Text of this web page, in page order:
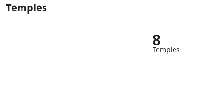
Temples
8
Temples